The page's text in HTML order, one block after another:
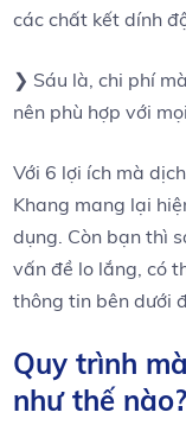
các chất kết dính
❯ Sáu là, chi phí
nên phù hợp với
Với 6 lợi ích mà
Khang mang lại
dụng. Còn bạn thì
vấn đề lo lắng, có
thông tin bên dưới
Quy trình
như thế nào?